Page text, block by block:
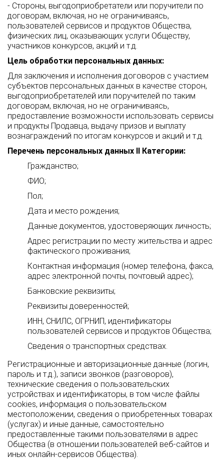
- Стороны, выгодоприобретатели или поручители по
договорам, включая, но не ограничиваясь,
пользователей сервисов и продуктов Общества,
физических лиц, оказывающих услуги Обществу,
участников конкурсов, акций и т.д.
Цель обработки персональных данных:
Для заключения и исполнения договоров с участием
субъектов персональных данных в качестве сторон,
выгодоприобретателей или поручителей по таким
договорам, включая, но не ограничиваясь,
предоставление возможности использовать сервисы
и продукты Продавца, выдачу призов и выплату
вознаграждений по итогам конкурсов и акций и т.д.
Перечень персональных данных II Категории:
Гражданство;
ФИО;
Пол;
Дата и место рождения;
Данные документов, удостоверяющих личность;
Адрес регистрации по месту жительства и адрес
фактического проживания;
Контактная информация (номер телефона, факса,
адрес электронной почты, почтовый адрес);
Банковские реквизиты;
Реквизиты доверенностей;
ИНН, СНИЛС, ОГРНИП, идентификаторы
пользователей сервисов и продуктов Общества;
Сведения о транспортных средствах.
Регистрационные и авторизационные данные (логин,
пароль и т.д.), записи звонков (разговоров),
технические сведения о пользовательских
устройствах и идентификаторы, в том числе файлы
cookies, информация о пользовательском
местоположении, сведения о приобретенных товарах
(услугах) и иные данные, самостоятельно
предоставленные такими пользователями в адрес
Общества (в отношении пользователей веб-сайтов и
иных онлайн-сервисов Общества).